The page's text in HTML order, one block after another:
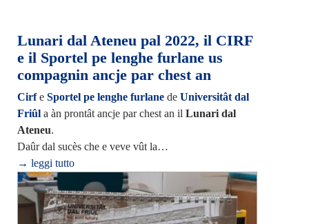
Lunari dal Ateneu pal 2022, il CIRF
e il Sportel pe lenghe furlane us
compagnin ancje par chest an
Cirfe Sportel pe lenghe furlanede Universitât dal
Friûla àn prontât ancje par chest an il Lunari dal
Ateneu.
Daûr dal sucès che e veve vût la…
→ leggi tutto